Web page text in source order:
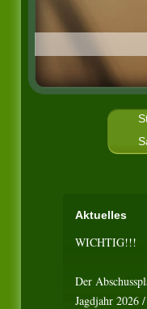
Aktuelles
WICHTIG!!!
Der
Jagdjahr 2026